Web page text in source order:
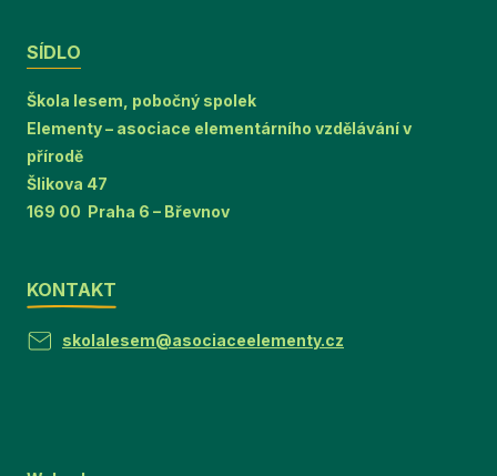
SÍDLO
Škola lesem, pobočný spolek
Elementy – asociace elementárního vzdělávání v
přírodě
Šlikova 47
169 00 Praha 6 – Břevnov
KONTAKT
skolalesem@asociaceelementy.cz